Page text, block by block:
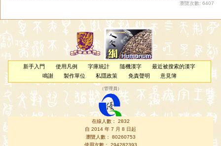
瀏覽次數: 6407
新手入門 使用凡例 字庫統計 隨機漢字
最近被搜索的漢字
鳴謝
製作單位 私隱政策 免責聲明 意見簿
（管理員 ）
在線人數： 2832
自 2014 年 7 月 8 日起
瀏覽人數： 80260753